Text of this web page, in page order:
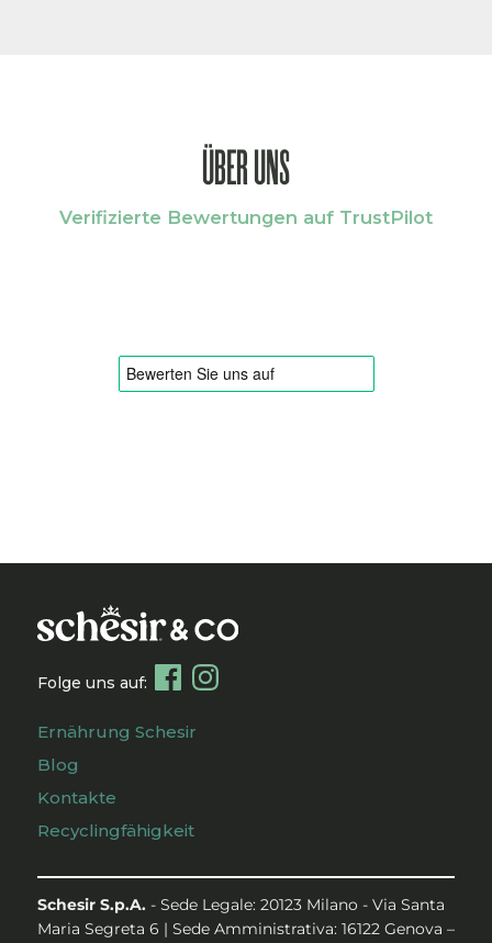
ÜBER UNS
Verifizierte Bewertungen auf TrustPilot
Folge uns auf:
Ernährung Schesir
Blog
Kontakte
Recyclingfähigkeit
Schesir S.p.A.- Sede Legale: 20123 Milano - Via Santa
Maria Segreta 6 | Sede Amministrativa: 16122 Genova –